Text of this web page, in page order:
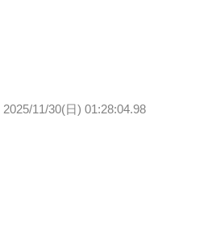
2025/11/30(日) 01:28:04.98